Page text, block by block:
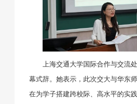
上海交通大学国际合作与交流
幕式辞。她表示，此次交大与华东
在为学子搭建跨校际、高水平的实